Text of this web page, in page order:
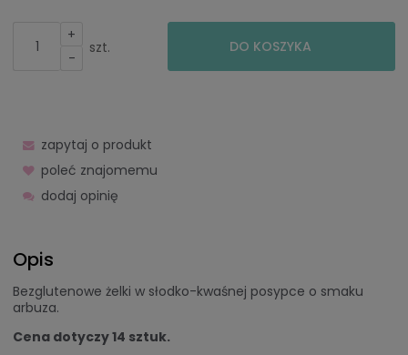
+
-
szt. DO KOSZYKA
zapytaj o produkt
poleć znajomemu
dodaj opinię
Opis
Bezglutenowe żelki w słodko-kwaśnej posypce o smaku
arbuza.
Cena dotyczy 14 sztuk.